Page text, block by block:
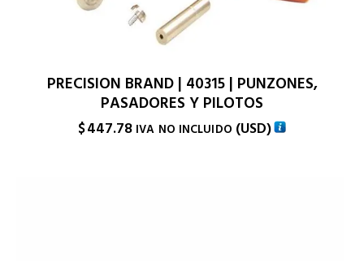
PRECISION BRAND | 40315 | PUNZONES,
PASADORES Y PILOTOS
$447.78 IVA NO INCLUIDO (USD)